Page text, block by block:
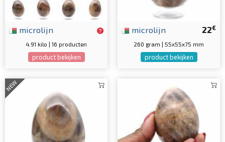
microlijn
4.91 kilo | 16 producten
product bekijken
22€
microlijn
260 gram | 55x55x75 mm
product bekijken
NEW